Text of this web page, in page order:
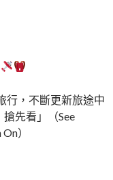
行，不斷更新旅途中
先看」（See
）